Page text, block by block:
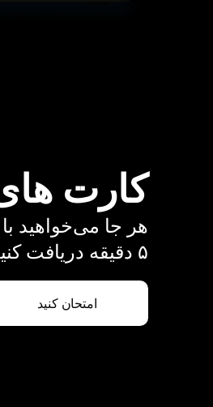
کارت
هر جا می‌خواهید
۵ دقیقه دریافت کنید
امتحان کنید